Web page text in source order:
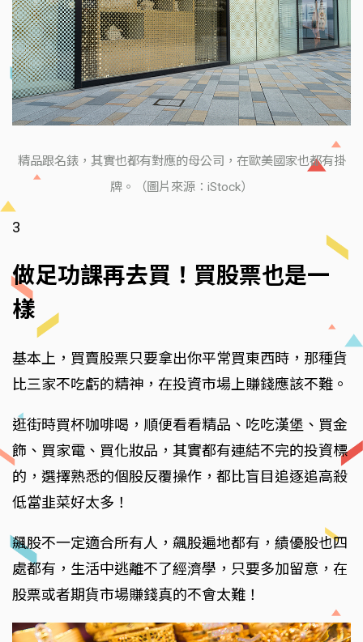
精品跟名錶，其實也都有對應的母公司，在歐美國家也都有掛
牌。（圖片來源：iStock）
3
做足功課再去買！買股票也是一
樣
基本上，買賣股票只要拿出你平常買東西時，那種貨
比三家不吃虧的精神，在投資市場上賺錢應該不難。
逛街時買杯咖啡喝，順便看看精品、吃吃漢堡、買金
飾、買家電、買化妝品，其實都有連結不完的投資標
的，選擇熟悉的個股反覆操作，都比盲目追逐追高殺
低當韭菜好太多！
飆股不一定適合所有人，飆股遍地都有，績優股也四
處都有，生活中逃離不了經濟學，只要多加留意，在
股票或者期貨市場賺錢真的不會太難！